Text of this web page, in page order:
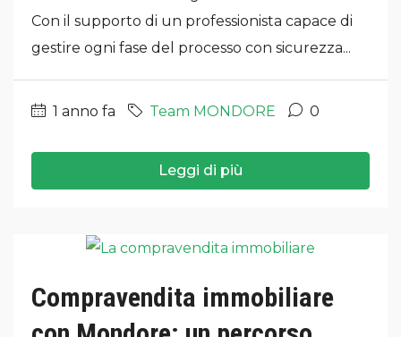
Con il supporto di un professionista capace di
gestire ogni fase del processo con sicurezza...
1 anno fa Team MONDORE 0
Leggi di più
Compravendita immobiliare